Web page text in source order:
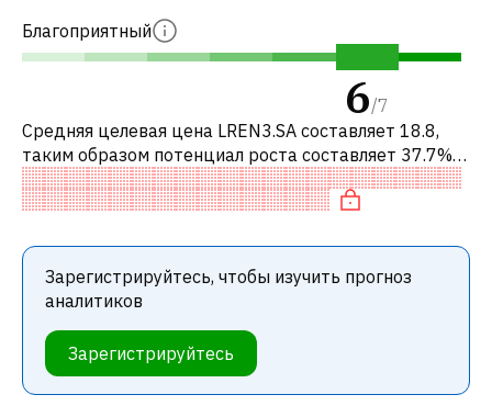
Благоприятный
6/7
Средняя целевая цена LREN3.SA составляет 18.8,
таким образом потенциал роста составляет 37.7%.
Обычно это означает рекомендацию «ПОКУПАТЬ»
среди инвестиционных компаний и
Зарегистрируйтесь, чтобы изучить прогноз
аналитиков
Зарегистрируйтесь